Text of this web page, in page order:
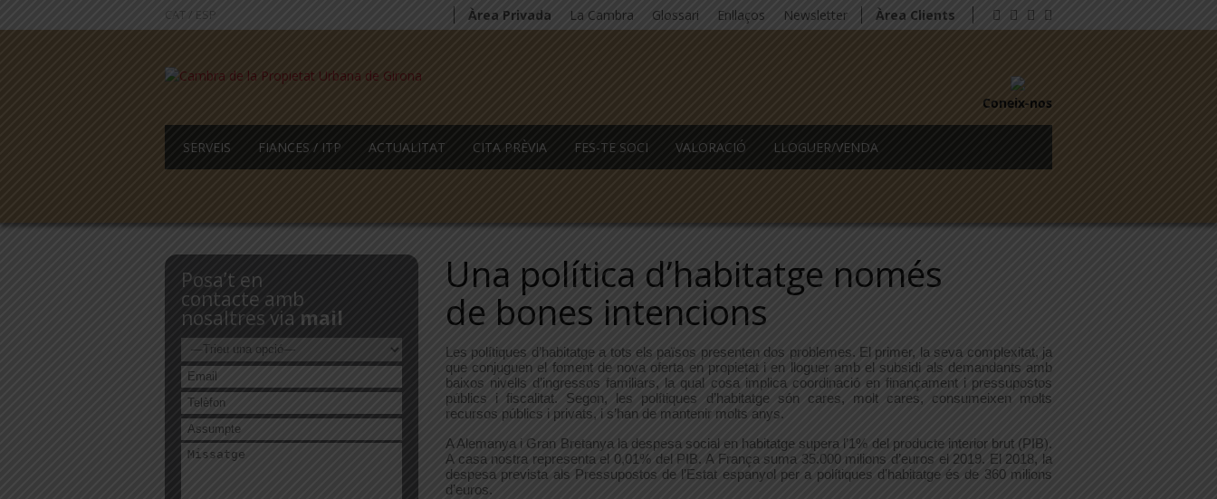
CAT / ESP Àrea Privada La Cambra Glossari Enllaços Newsletter Àrea Clients
Coneix-nos
SERVEIS FIANCES / ITP ACTUALITAT CITA PRÈVIA FES-TE SOCI VALORACIÓ LLOGUER/VENDA
Una política d’habitatge només
de bones intencions
Les polítiques d’habitatge a tots els països presenten dos problemes. El primer, la seva complexitat, ja
que conjuguen el foment de nova oferta en propietat i en lloguer amb el subsidi als demandants amb
baixos nivells d’ingressos familiars, la qual cosa implica coordinació en finançament i pressupostos
públics i fiscalitat. Segon, les polítiques d’habitatge són cares, molt cares, consumeixen molts
recursos públics i privats, i s’han de mantenir molts anys.
A Alemanya i Gran Bretanya la despesa social en habitatge supera l’1% del producte interior brut (PIB).
A casa nostra representa el 0,01% del PIB. A França suma 35.000 milions d’euros el 2019. El 2018, la
despesa prevista als Pressupostos de l’Estat espanyol per a polítiques d’habitatge és de 360 milions
d’euros.
Posa’t en
contacte amb
nosaltres via mail